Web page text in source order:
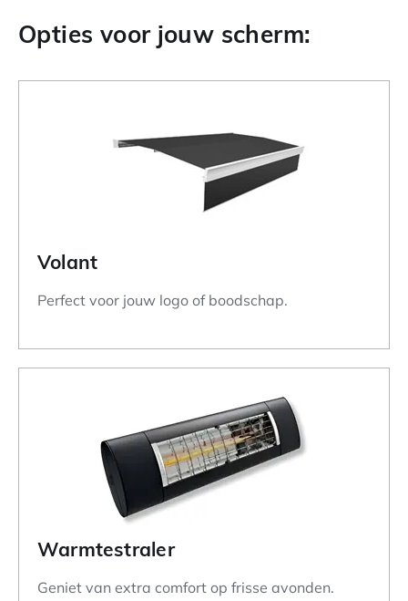
Opties voor jouw scherm:
Volant
Perfect voor jouw logo of boodschap.
Warmtestraler
Geniet van extra comfort op frisse avonden.